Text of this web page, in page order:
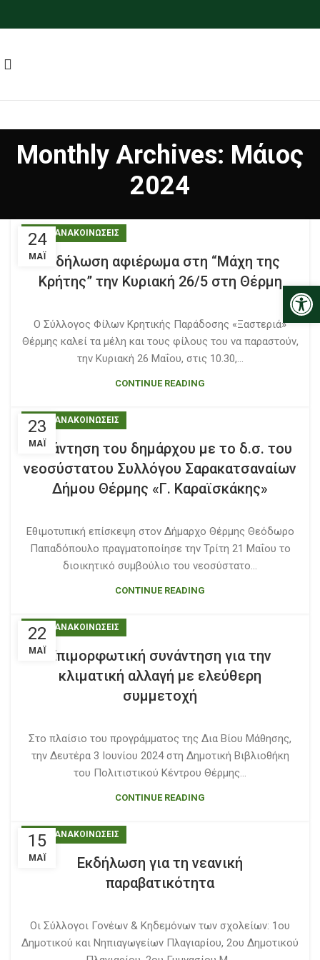
Monthly Archives: Μάιος
2024
24
ΜΆΙ
ΝΕΑ - ΑΝΑΚΟΙΝΩΣΕΙΣ
Εκδήλωση αφιέρωμα στη “Μάχη της
Κρήτης” την Κυριακή 26/5 στη Θέρμη
Ο Σύλλογος Φίλων Κρητικής Παράδοσης «Ξαστεριά»
Θέρμης καλεί τα μέλη και τους φίλους του να παραστούν,
την Κυριακή 26 Μαΐου, στις 10.30,...
CONTINUE READING
23
ΜΆΙ
ΝΕΑ - ΑΝΑΚΟΙΝΩΣΕΙΣ
Συνάντηση του δημάρχου με το δ.σ. του
νεοσύστατου Συλλόγου Σαρακατσαναίων
Δήμου Θέρμης «Γ. Καραϊσκάκης»
Εθιμοτυπική επίσκεψη στον Δήμαρχο Θέρμης Θεόδωρο
Παπαδόπουλο πραγματοποίησε την Τρίτη 21 Μαΐου το
διοικητικό συμβούλιο του νεοσύστατο...
CONTINUE READING
22
ΜΆΙ
ΝΕΑ - ΑΝΑΚΟΙΝΩΣΕΙΣ
Επιμορφωτική συνάντηση για την
κλιματική αλλαγή με ελεύθερη
συμμετοχή
Στο πλαίσιο του προγράμματος της Δια Βίου Μάθησης,
την Δευτέρα 3 Ιουνίου 2024 στη Δημοτική Βιβλιοθήκη
του Πολιτιστικού Κέντρου Θέρμης...
CONTINUE READING
15
ΜΆΙ
ΝΕΑ - ΑΝΑΚΟΙΝΩΣΕΙΣ
Εκδήλωση για τη νεανική
παραβατικότητα
Οι Σύλλογοι Γονέων & Κηδεμόνων των σχολείων: 1ου
Δημοτικού και Νηπιαγωγείων Πλαγιαρίου, 2ου Δημοτικού